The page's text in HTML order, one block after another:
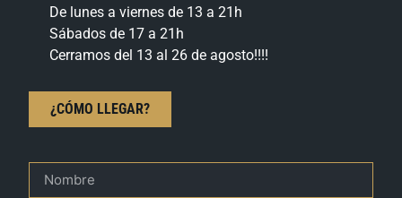
De lunes a viernes de 13 a 21h
Sábados de 17 a 21h
Cerramos del 13 al 26 de agosto!!!!
¿CÓMO LLEGAR?